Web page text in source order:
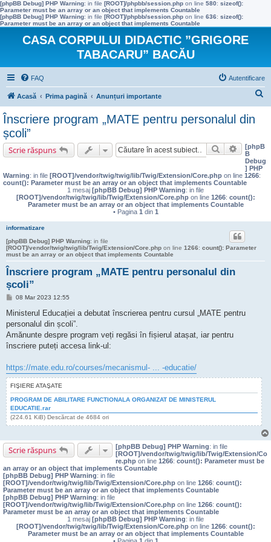
[phpBB Debug] PHP Warning: in file [ROOT]/phpbb/session.php on line 580: sizeof():
Parameter must be an array or an object that implements Countable
[phpBB Debug] PHP Warning: in file [ROOT]/phpbb/session.php on line 636: sizeof():
Parameter must be an array or an object that implements Countable
CASA CORPULUI DIDACTIC ”GRIGORE
TABACARU” BACĂU
FAQ Autentificare
Acasă Prima pagină Anunțuri importante
Înscriere program „MATE pentru personalul din
școli”
Scrie răspuns Căutare[phpB
B
Debug
] PHP
Warning: in file [ROOT]/vendor/twig/twig/lib/Twig/Extension/Core.php on line 1266:
count(): Parameter must be an array or an object that implements Countable
1 mesaj [phpBB Debug] PHP Warning: in file
[ROOT]/vendor/twig/twig/lib/Twig/Extension/Core.phpon line 1266: count():
Parameter must be an array or an object that implements Countable
• Pagina 1 din 1
informatizare
[phpBB Debug] PHP Warning: in file
[ROOT]/vendor/twig/twig/lib/Twig/Extension/Core.php on line 1266: count(): Parameter
must be an array or an object that implements Countable
Înscriere program „MATE pentru personalul din
școli”
M
s
j
08 Mar 2023 12:55
Ministerul Educației a debutat înscrierea pentru cursul „MATE pentru
personalul din școli”.
Amănunte despre program veți regăsi în fișierul atașat, iar pentru
înscriere puteți accesa link-ul:
https://mate.edu.ro/courses/mecanismul- ... -educatie/
FIŞIERE ATAŞATE
PROGRAM DE ABILITARE FUNCTIONALA ORGANIZAT DE MINISTERUL
EDUCATIE.rar
(224.61 KiB) Descărcat de 4684 ori
Scrie răspuns [phpBB Debug] PHP Warning: in file
[ROOT]/vendor/twig/twig/lib/Twig/Extension/Co
re.php on line 1266: count(): Parameter must be
an array or an object that implements Countable
[phpBB Debug] PHP Warning: in file
[ROOT]/vendor/twig/twig/lib/Twig/Extension/Core.php on line 1266: count():
Parameter must be an array or an object that implements Countable
[phpBB Debug] PHP Warning: in file
[ROOT]/vendor/twig/twig/lib/Twig/Extension/Core.php on line 1266: count():
Parameter must be an array or an object that implements Countable
1 mesaj [phpBB Debug] PHP Warning: in file
[ROOT]/vendor/twig/twig/lib/Twig/Extension/Core.phpon line 1266: count():
Parameter must be an array or an object that implements Countable